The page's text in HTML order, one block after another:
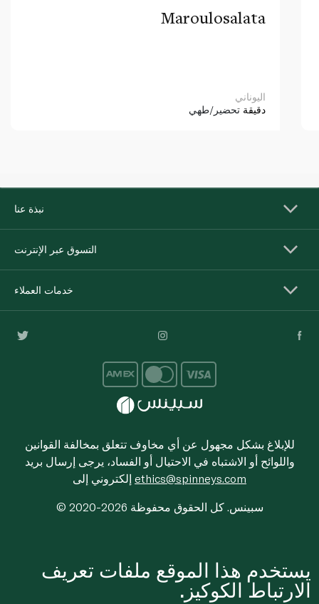
Maroulosalata
اليوناني
دقيقة تحضير/طهي
نبذة عنا
التسوق عبر الإنترنت
خدمات العملاء
للإبلاغ بشكل مجهول عن أي مخاوف تتعلق بمخالفة القوانين
واللوائح أو الاشتباه في الاحتيال أو الفساد، يرجى إرسال بريد
ethics@spinneys.com
© 2020-2026 سبينس. كل الحقوق محفوظة
يستخدم هذا الموقع ملفات تعريف
الارتباط الكوكيز.